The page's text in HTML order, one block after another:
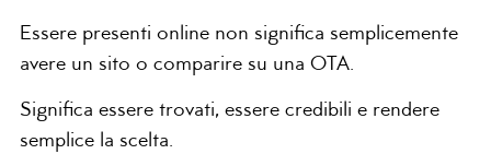
Essere presenti online non significa semplicemente
avere un sito o comparire su una OTA.
Significa essere trovati, essere credibili e rendere
semplice la scelta.